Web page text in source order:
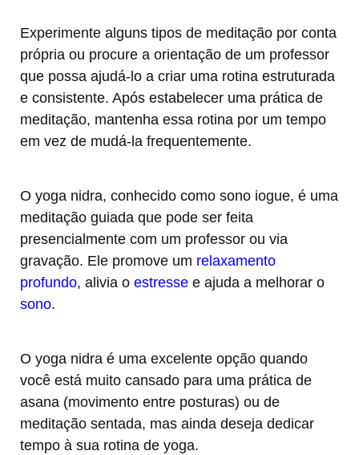
Experimente alguns tipos de meditação por conta
própria ou procure a orientação de um professor
que possa ajudá-lo a criar uma rotina estruturada
e consistente. Após estabelecer uma prática de
meditação, mantenha essa rotina por um tempo
em vez de mudá-la frequentemente.
O yoga nidra, conhecido como sono iogue, é uma
meditação guiada que pode ser feita
presencialmente com um professor ou via
gravação. Ele promove um relaxamento
profundo, alivia o estresse e ajuda a melhorar o
sono.
O yoga nidra é uma excelente opção quando
você está muito cansado para uma prática de
asana (movimento entre posturas) ou de
meditação sentada, mas ainda deseja dedicar
tempo à sua rotina de yoga.